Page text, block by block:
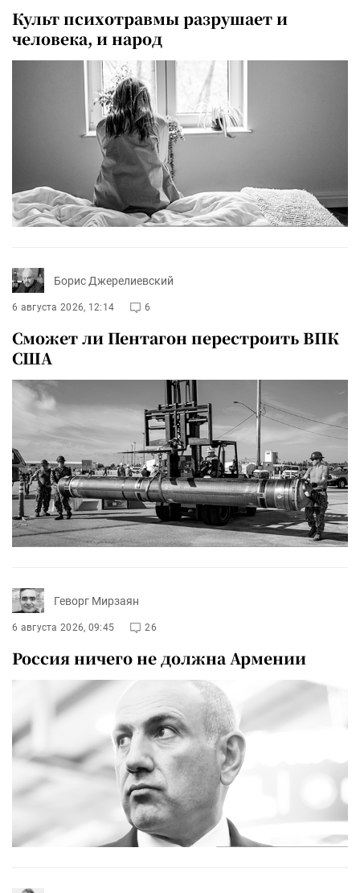
Культ психотравмы разрушает и
человека, и народ
Борис Джерелиевский
6 августа 2026, 12:14 6
Сможет ли Пентагон перестроить ВПК
США
Геворг Мирзаян
6 августа 2026, 09:45 26
Россия ничего не должна Армении